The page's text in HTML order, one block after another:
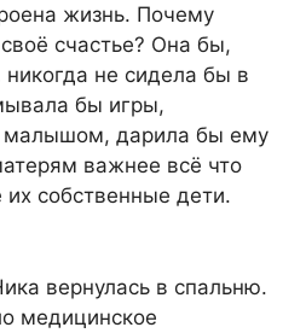
жизнь. Почему
счастье? Она бы,
никогда не сидела бы в
бы игры,
малышом, дарила бы ему
важнее всё что
собственные дети.
вернулась в спальню.
медицинское